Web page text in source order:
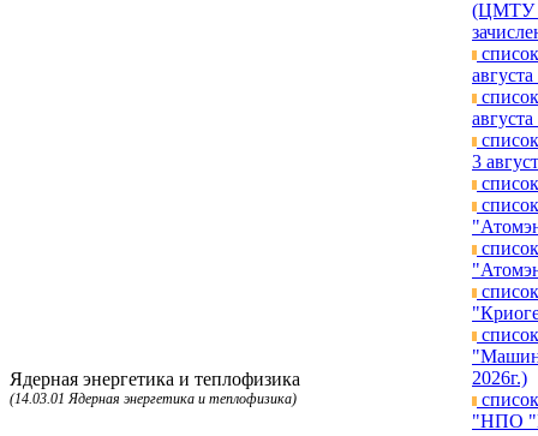
(ЦМТУ
Ядерная энергетика и теплофизика
(14.03.01 Ядерная энергетика и теплофизика)
3
2026г.)
"НПО